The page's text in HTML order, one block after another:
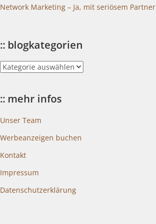
Network Marketing – Ja, mit seriösem Partner
:: blogkategorien
::
blogkategorien
:: mehr infos
Unser Team
Werbeanzeigen buchen
Kontakt
Impressum
Datenschutzerklärung